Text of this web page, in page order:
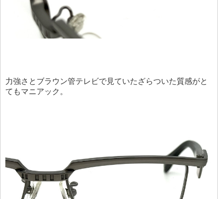
力強さとブラウン管テレビで見ていたざらついた質感がと
てもマニアック。